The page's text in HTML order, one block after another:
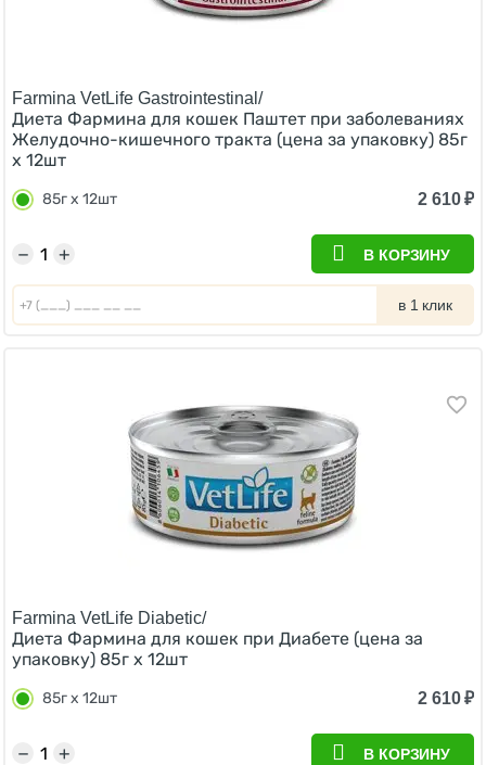
Farmina VetLife Gastrointestinal/
Диета Фармина для кошек Паштет при заболеваниях
Желудочно-кишечного тракта (цена за упаковку) 85г
х 12шт
85г х 12шт 2 610₽
+
− В КОРЗИНУ
в 1 клик
Farmina VetLife Diabetic/
Диета Фармина для кошек при Диабете (цена за
упаковку) 85г х 12шт
85г х 12шт 2 610₽
+
− В КОРЗИНУ